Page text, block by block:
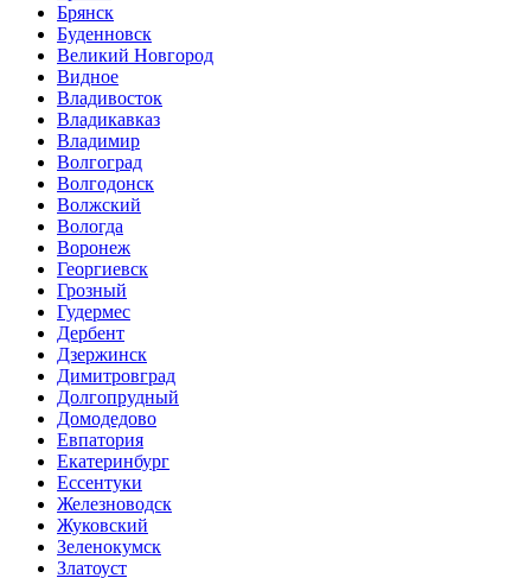
Брянск
Буденновск
Великий Новгород
Видное
Владивосток
Владикавказ
Владимир
Волгоград
Волгодонск
Волжский
Вологда
Воронеж
Георгиевск
Грозный
Гудермес
Дербент
Дзержинск
Димитровград
Долгопрудный
Домодедово
Евпатория
Екатеринбург
Ессентуки
Железноводск
Жуковский
Зеленокумск
Златоуст